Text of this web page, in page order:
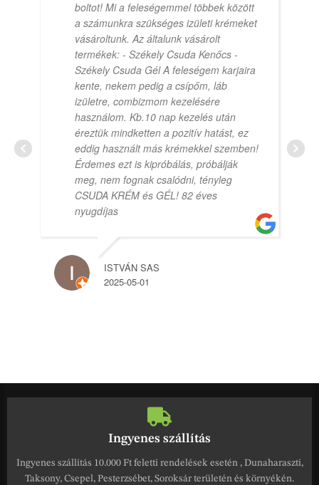
boltot! Mi a feleségemmel többek között
a számunkra szükséges izületi krémeket
vásároltunk. Az általunk vásárolt
termékek: - Székely Csuda Kenőcs -
Székely Csuda Gél A feleségem karjaira
kente, nekem pedig a csípőm, láb
izületre, combizmom kezelésére
használom. Kb.10 nap kezelés után
éreztük mindketten a pozitív hatást, ez
eddig használt más krémekkel szemben!
Érdemes ezt is kipróbálás, próbálják
meg, nem fognak csalódni, tényleg
CSUDA KRÉM és GÉL! 82 éves
nyugdíjas
ISTVÁN SAS
2025-05-01
Ingyenes szállítás
Ingyenes szállítás 10.000 Ft feletti rendelések esetén , Dunaharaszti,
Taksony, Csepel, Pesterzsébet, Soroksár területén és környékén.